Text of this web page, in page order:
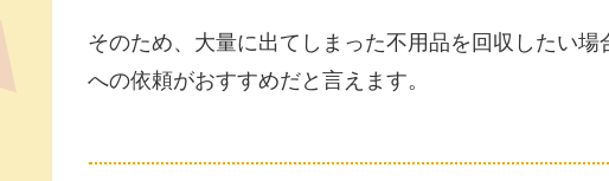
そのため、大量に出てしまった不用品を回収したい
への依頼がおすすめだと言えます。